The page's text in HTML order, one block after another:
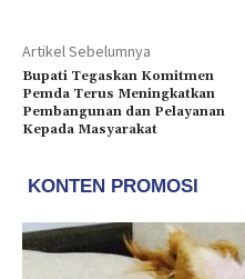
Artikel Sebelumnya
Bupati Tegaskan Komitmen
Pemda Terus Meningkatkan
Pembangunan dan Pelayanan
Kepada Masyarakat